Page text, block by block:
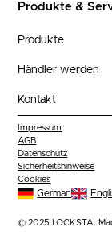
Produkte &
Produkte
Händler werden
Kontakt
© 2025 LOCKSTA.
Impressum
AGB
Datenschutz
Sicherheitshinweise
Cookies
German